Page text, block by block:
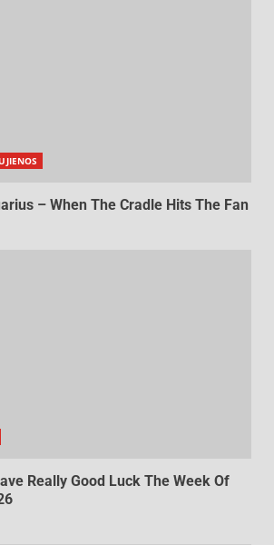
– When The Cradle Hits The Fan
Really Good Luck The Week Of